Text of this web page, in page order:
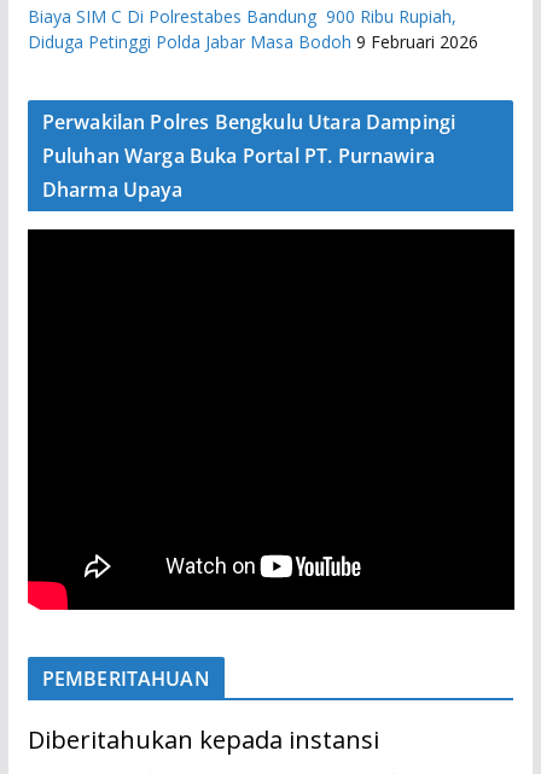
Biaya SIM C Di Polrestabes Bandung 900 Ribu Rupiah,
Diduga Petinggi Polda Jabar Masa Bodoh 9 Februari 2026
Perwakilan Polres Bengkulu Utara Dampingi
Puluhan Warga Buka Portal PT. Purnawira
Dharma Upaya
PEMBERITAHUAN
Diberitahukan kepada instansi